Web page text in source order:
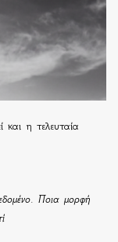
και η τελευταία
Ποια μορφή